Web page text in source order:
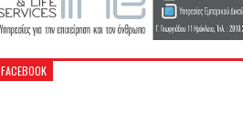
FACEBOOK